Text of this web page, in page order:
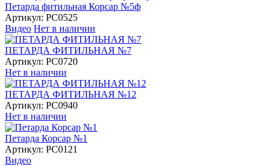
Петарда фитильная Корсар №5ф
Артикул: РС0525
Видео Нет в наличии
ПЕТАРДА ФИТИЛЬНАЯ №7
Артикул: РС0720
Нет в наличии
ПЕТАРДА ФИТИЛЬНАЯ №12
Артикул: РС0940
Нет в наличии
Петарда Корсар №1
Артикул: РС0121
Видео